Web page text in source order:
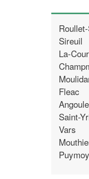
Sireuil
La-
Fleac
Saint-
Vars